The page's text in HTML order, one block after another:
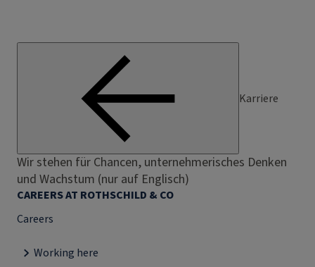
Karriere
Wir stehen für Chancen, unternehmerisches Denken
und Wachstum (nur auf Englisch)
CAREERS AT ROTHSCHILD & CO
Careers
Working here